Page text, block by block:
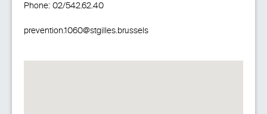
Phone: 02/542.62.40
prevention.1060@stgilles.brussels